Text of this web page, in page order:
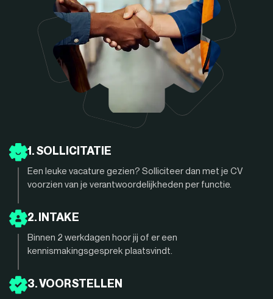
1. SOLLICITATIE
Een leuke vacature gezien? Solliciteer dan met je CV
voorzien van je verantwoordelijkheden per functie.
2. INTAKE
Binnen 2 werkdagen hoor jij of er een
kennismakingsgesprek plaatsvindt.
3. VOORSTELLEN